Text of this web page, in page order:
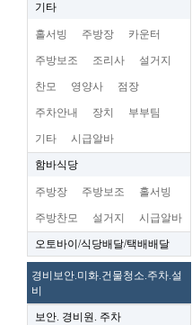
기타
홀서빙 주방장 카운터
주방보조 조리사 설거지
찬모 영양사 점장
주차안내 장치 부부팀
기타 시급알바
함바식당
주방장 주방보조 홀서빙
주방찬모 설거지 시급알바
오토바이/식당배달/택배배달
경비보안.미화.건물청소.주차.설
비
보안. 경비원. 주차